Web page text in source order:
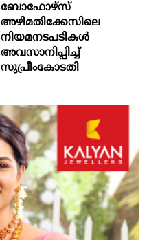
ബോഫോഴ്‌സ്
അഴിമതിക്കേസിലെ
നിയമനടപടികൾ
അവസാനിപ്പിച്ച്
സുപ്രീംകോടതി